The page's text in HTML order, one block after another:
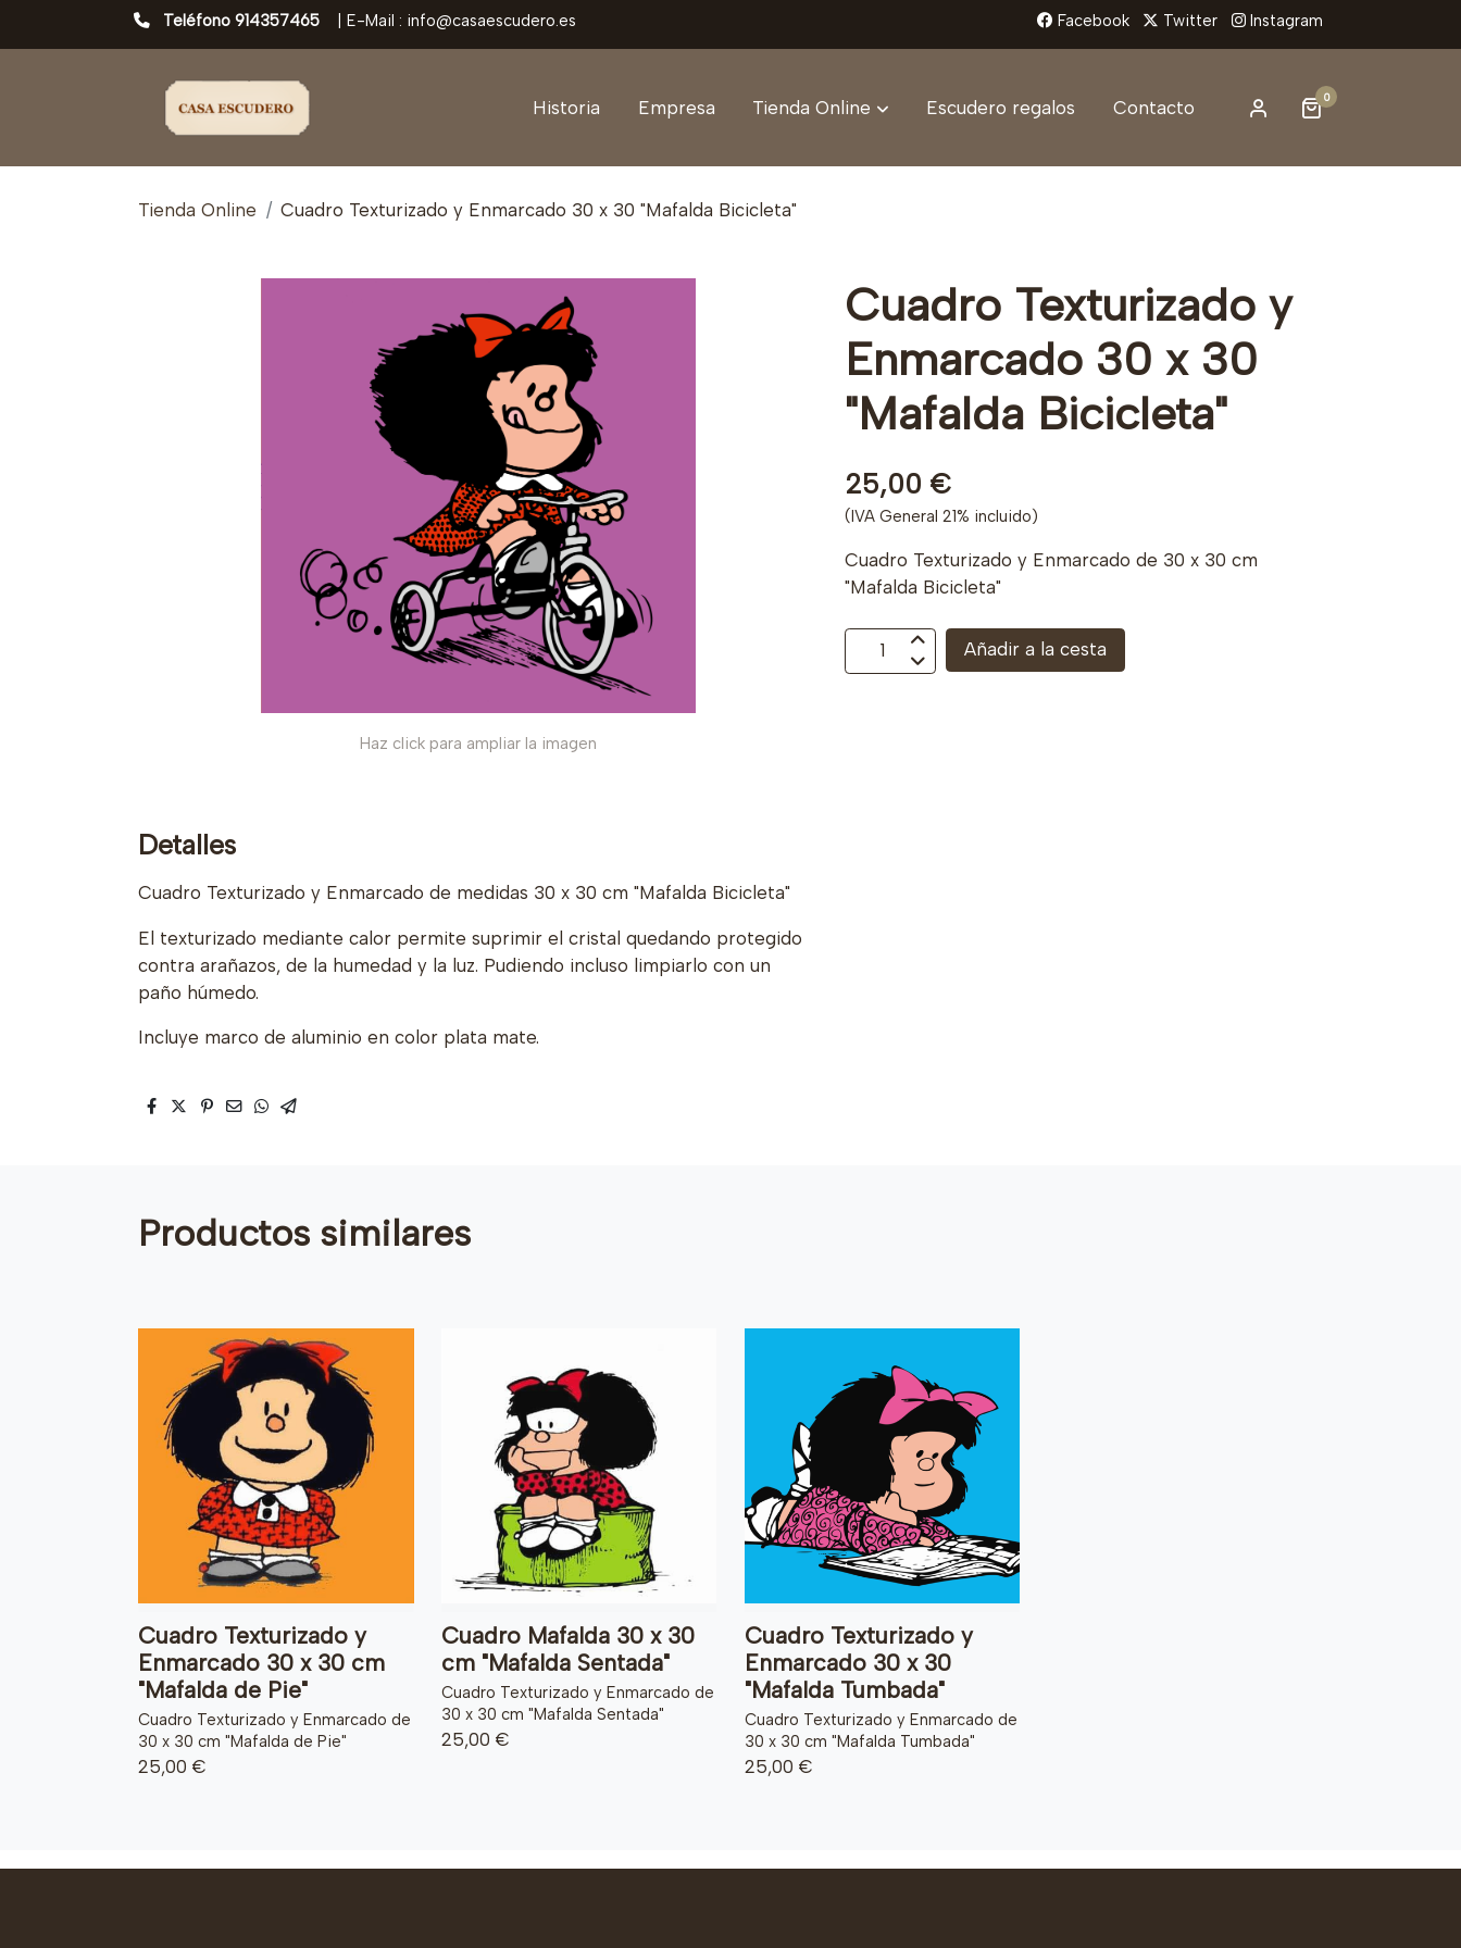
Teléfono 914357465 E-Mail : info@casaescudero.es Facebook Twitter Instagram
Historia Empresa Tienda Online Escudero regalos Contacto 0
Tienda Online Cuadro Texturizado y Enmarcado 30 x 30 "Mafalda Bicicleta"
Haz click para ampliar la imagen
Detalles
Cuadro Texturizado y Enmarcado de medidas 30 x 30 cm "Mafalda Bicicleta"
El texturizado mediante calor permite suprimir el cristal quedando protegido
contra arañazos, de la humedad y la luz. Pudiendo incluso limpiarlo con un
paño húmedo.
Incluye marco de aluminio en color plata mate.
Cuadro Texturizado y
Enmarcado 30 x 30
"Mafalda Bicicleta"
25,00 €
(IVA General 21% incluido)
Cuadro Texturizado y Enmarcado de 30 x 30 cm
"Mafalda Bicicleta"
Añadir a la cesta
Productos similares
Cuadro Texturizado y
Enmarcado 30 x 30 cm
"Mafalda de Pie"
Cuadro Texturizado y Enmarcado de
30 x 30 cm "Mafalda de Pie"
25,00 €
Cuadro Mafalda 30 x 30
cm "Mafalda Sentada"
Cuadro Texturizado y Enmarcado de
30 x 30 cm "Mafalda Sentada"
25,00 €
Cuadro Texturizado y
Enmarcado 30 x 30
"Mafalda Tumbada"
Cuadro Texturizado y Enmarcado de
30 x 30 cm "Mafalda Tumbada"
25,00 €